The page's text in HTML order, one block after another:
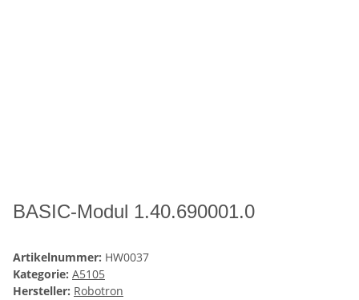
BASIC-Modul 1.40.690001.0
Artikelnummer: HW0037
Kategorie: A5105
Hersteller: Robotron